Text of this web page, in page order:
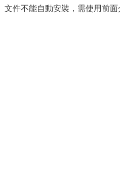
文件不能自動安裝，需使用前面